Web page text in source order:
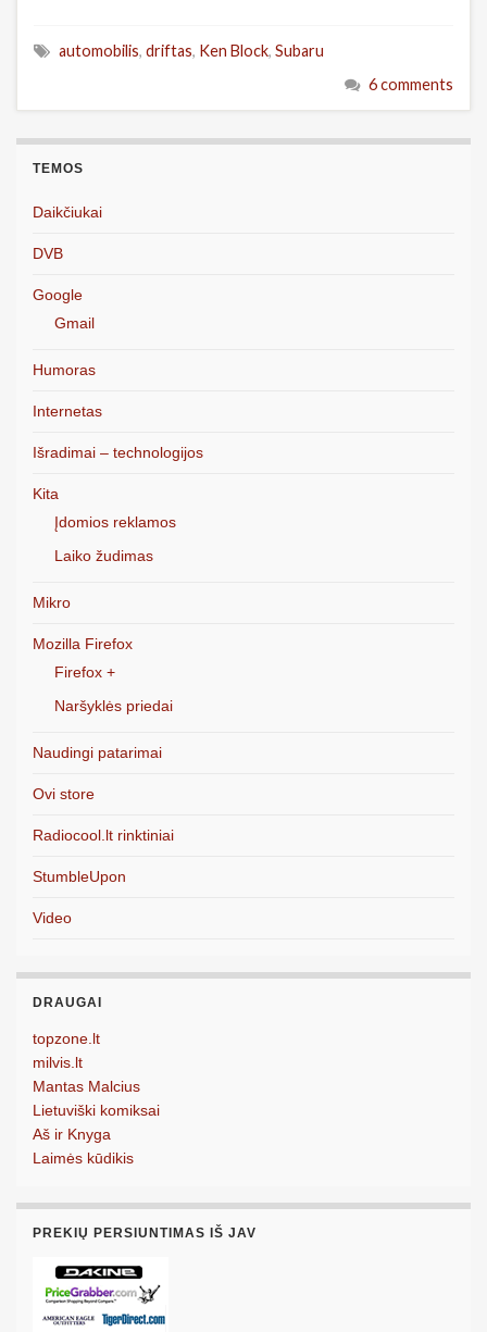
automobilis, driftas, Ken Block, Subaru
6 comments
TEMOS
Daikčiukai
DVB
Google
Gmail
Humoras
Internetas
Išradimai – technologijos
Kita
Įdomios reklamos
Laiko žudimas
Mikro
Mozilla Firefox
Firefox +
Naršyklės priedai
Naudingi patarimai
Ovi store
Radiocool.lt rinktiniai
StumbleUpon
Video
DRAUGAI
topzone.lt
milvis.lt
Mantas Malcius
Lietuviški komiksai
Aš ir Knyga
Laimės kūdikis
PREKIŲ PERSIUNTIMAS IŠ JAV